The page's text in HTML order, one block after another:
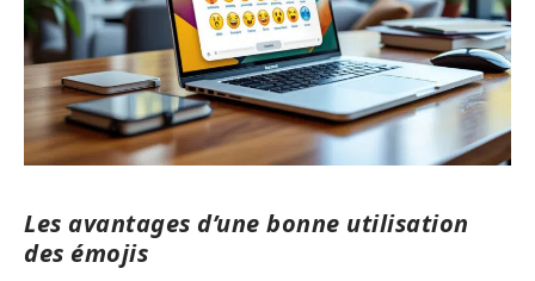
Les avantages d’une bonne utilisation
des émojis